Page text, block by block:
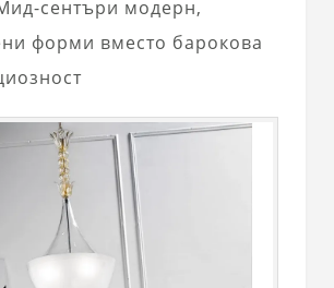
сентъри модерн,
форми вместо барокова